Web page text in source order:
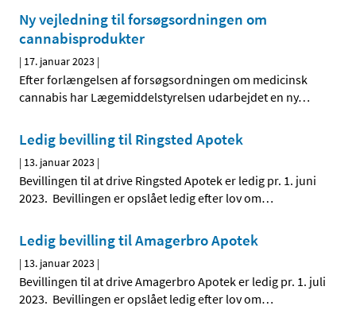
Ny vejledning til forsøgsordningen om
cannabisprodukter
| 17. januar 2023 |
Efter forlængelsen af forsøgsordningen om medicinsk
cannabis har Lægemiddelstyrelsen udarbejdet en ny…
Ledig bevilling til Ringsted Apotek
| 13. januar 2023 |
Bevillingen til at drive Ringsted Apotek er ledig pr. 1. juni
2023. Bevillingen er opslået ledig efter lov om…
Ledig bevilling til Amagerbro Apotek
| 13. januar 2023 |
Bevillingen til at drive Amagerbro Apotek er ledig pr. 1. juli
2023. Bevillingen er opslået ledig efter lov om…